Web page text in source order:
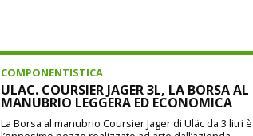
COMPONENTISTICA
ULAC. COURSIER JAGER 3L, LA BORSA AL
MANUBRIO LEGGERA ED ECONOMICA
La Borsa al manubrio Coursier Jager di Uläc da 3 litri è